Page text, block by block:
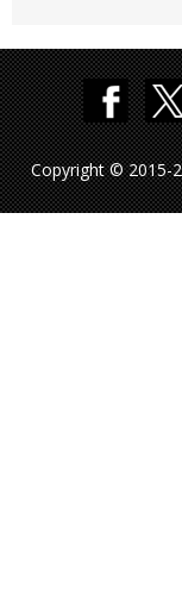
Copyright © 2015-